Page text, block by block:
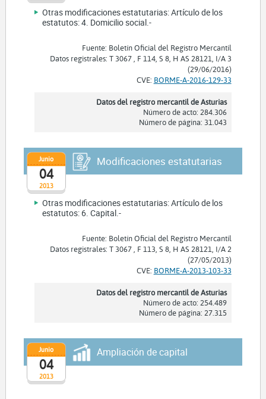
Otras modificaciones estatutarias: Artículo de los
estatutos: 4. Domicilio social.-
Fuente: Boletín Oficial del Registro Mercantil
Datos registrales: T 3067 , F 114, S 8, H AS 28121, I/A 3
(29/06/2016)
CVE: BORME-A-2016-129-33
Datos del registro mercantil de Asturias
Número de acto: 284.306
Número de página: 31.043
2013
Junio
04
Modificaciones estatutarias
Otras modificaciones estatutarias: Artículo de los
estatutos: 6. Capital.-
Fuente: Boletín Oficial del Registro Mercantil
Datos registrales: T 3067 , F 113, S 8, H AS 28121, I/A 2
(27/05/2013)
CVE: BORME-A-2013-103-33
Datos del registro mercantil de Asturias
Número de acto: 254.489
Número de página: 27.315
2013
Junio
04
Ampliación de capital